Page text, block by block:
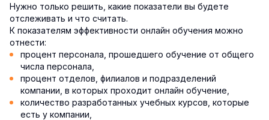
Нужно только решить, какие показатели вы будете
отслеживать и что считать.
К показателям эффективности онлайн обучения можно
отнести:
процент персонала, прошедшего обучение от общего
числа персонала,
процент отделов, филиалов и подразделений
компании, в которых проходит онлайн обучение,
количество разработанных учебных курсов, которые
есть у компании,